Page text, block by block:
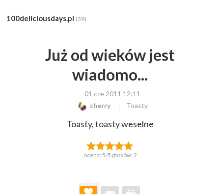
100deliciousdays.pl (39)
Już od wieków jest
wiadomo...
01 cze 2011 12:11
cherry
Toasty
Toasty, toasty weselne
ocena: 5/5 głosów: 2